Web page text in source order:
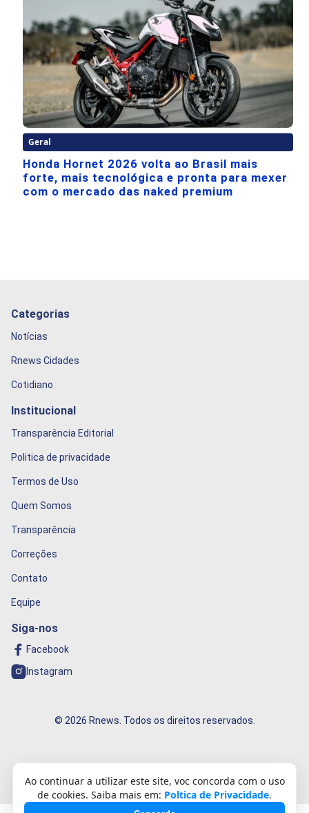
Geral
Honda Hornet 2026 volta ao Brasil mais
forte, mais tecnológica e pronta para mexer
com o mercado das naked premium
Categorias
Notícias
Rnews Cidades
Cotidiano
Institucional
Transparência Editorial
Politica de privacidade
Termos de Uso
Quem Somos
Transparência
Correções
Contato
Equipe
Siga-nos
Facebook
Instagram
© 2026 Rnews. Todos os direitos reservados.
Ao continuar a utilizar este site, voc concorda com o uso
de cookies. Saiba mais em: Poltica de Privacidade.